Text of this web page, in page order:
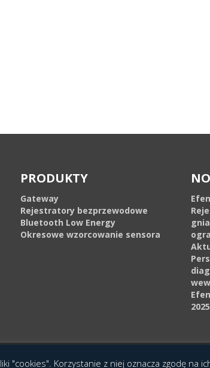
PRODUKTY
Gateway
Rejestratory bezprzewodowe
Bluetooth Low Energy
Okresowe wzorcowanie sensora
2025
wykonanieAgencja Interaktywna Epoka (e-poka.com).
"cookies". Korzystanie z niej oznacza zgodę na